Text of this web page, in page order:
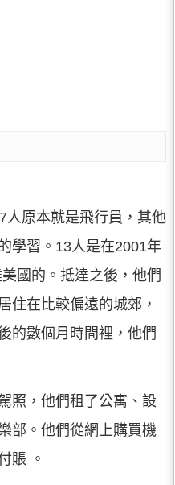
人原本就是飛行員，其他
學習。13人是在2001年
國的。抵達之後，他們
住在比較偏遠的城郊，
的數個月時間裡，他們
照，他們租了公寓、設
部。他們從網上購買機
賬 。